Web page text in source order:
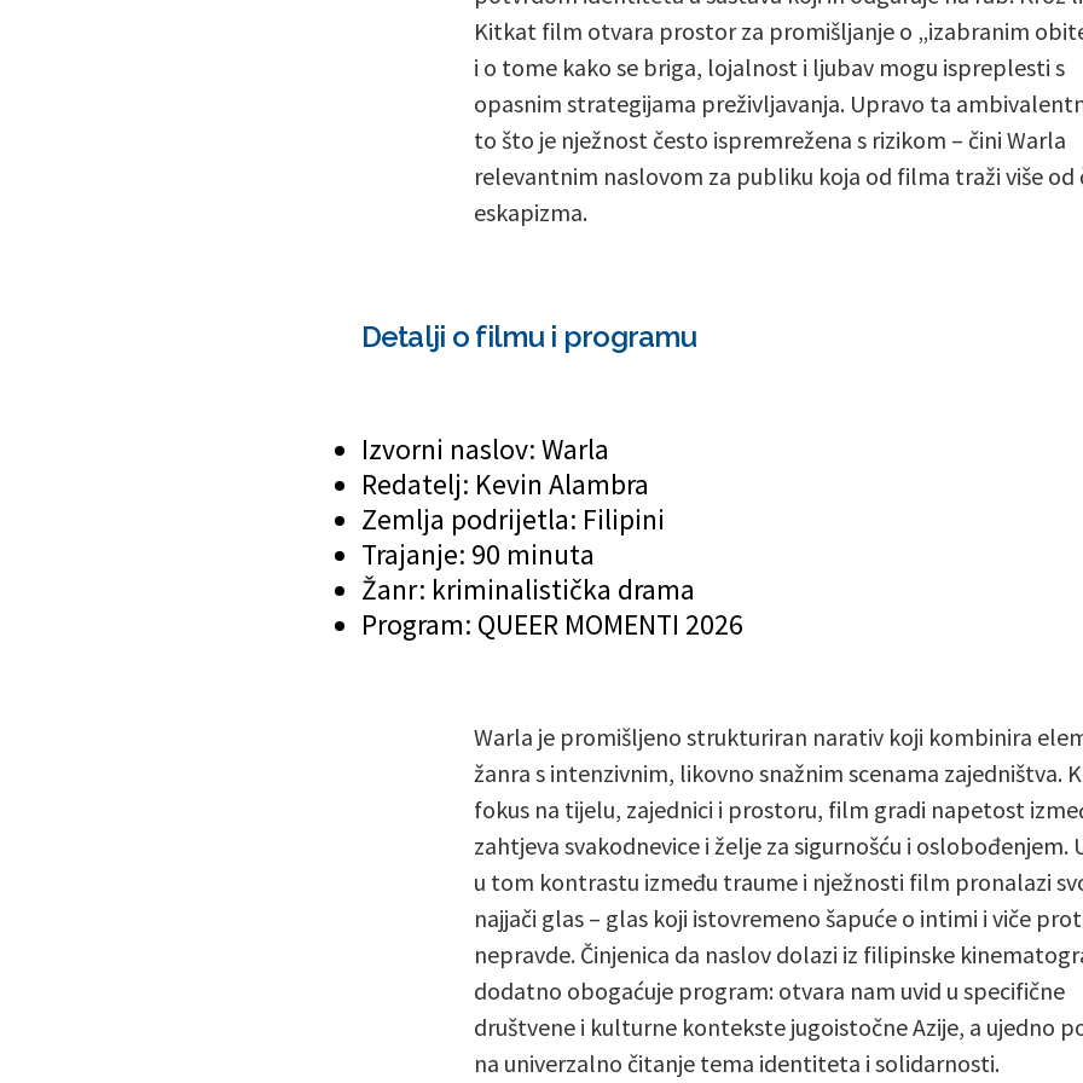
Kitkat film otvara prostor za promišljanje o „izabranim
i o tome kako se briga, lojalnost i ljubav mogu ispreplesti s
opasnim strategijama preživljavanja. Upravo ta
to što je nježnost često ispremrežena s rizikom – čini Warla
relevantnim naslovom za publiku koja od filma traži više od
eskapizma.
Detalji o filmu i programu
Izvorni naslov: Warla
Redatelj: Kevin Alambra
Zemlja podrijetla: Filipini
Trajanje: 90 minuta
Žanr: kriminalistička drama
Program: QUEER MOMENTI 2026
Warla je promišljeno strukturiran narativ koji kombinira
žanra s intenzivnim, likovno snažnim scenama zajedništva.
fokus na tijelu, zajednici i prostoru, film gradi napetost
zahtjeva svakodnevice i želje za sigurnošću i oslobođenjem.
u tom kontrastu između traume i nježnosti film pronalazi
najjači glas – glas koji istovremeno šapuće o intimi i viče
nepravde. Činjenica da naslov dolazi iz filipinske
dodatno obogaćuje program: otvara nam uvid u specifične
društvene i kulturne kontekste jugoistočne Azije, a ujedno
na univerzalno čitanje tema identiteta i solidarnosti.